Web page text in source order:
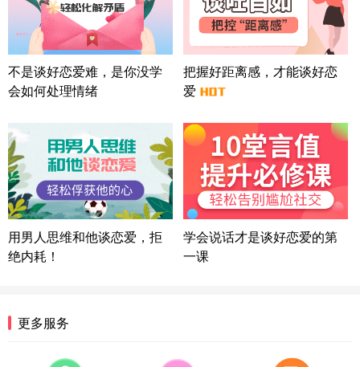
微信用户 Liberty 通过此页面咨询，已获得专属情感
方案
广东-广州 188****5632
12分钟前
微信用户 司马锘 通过此页面咨询，已获得专属情感
方案
湖北-武汉 135****7410
陕西-西安 139****6283
3分钟前
微信用户 喜欢下雨天^ 通过此页面咨询，已获得专属
情感方案
浙江-宁波 150****8921
28分钟前
属情感方案
湖南-长沙 187****3359
不是谈好恋爱难，是你没学
会如何处理情绪
把握好距离感，才能谈好恋
爱
用男人思维和他谈恋爱，拒
绝内耗！
学会说话才是谈好恋爱的第
一课
更多服务